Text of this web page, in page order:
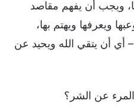
ويجب أن يفهم مقاصد
ويعرفها ويهتم بها،
أي أن يتقي الله ويحيد عن
المرء عن الشر؟